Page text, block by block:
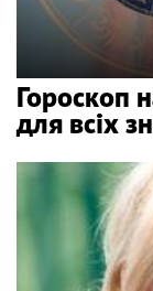
Гороскоп
для всіх